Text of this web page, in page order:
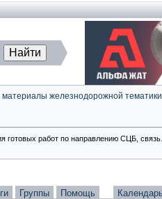
железнодорожной тематики
готовых работ по направлению СЦБ,
Группы Помощь